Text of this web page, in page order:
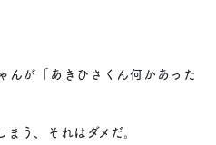
んが「あきひさくん何かあった
う、それはダメだ。